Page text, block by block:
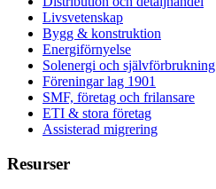
Livsvetenskap
Bygg & konstruktion
Energiförnyelse
Solenergi och självförbrukning
Föreningar lag 1901
SMF, företag och frilansare
ETI & stora företag
Assisterad migrering
Resurser